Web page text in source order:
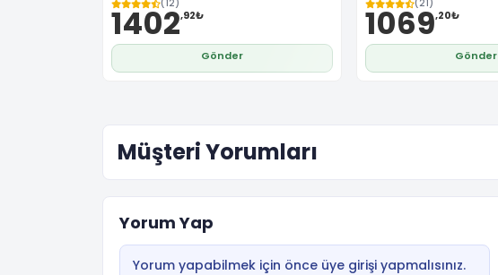
(12)
1402,92₺
Gönder
(21)
1069,20₺
Gönder
Müşteri Yorumları
Yorum Yap
Yorum yapabilmek için önce üye girişi yapmalısınız.